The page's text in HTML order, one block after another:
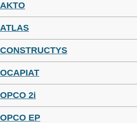
AKTO
ATLAS
CONSTRUCTYS
OCAPIAT
OPCO 2i
OPCO EP